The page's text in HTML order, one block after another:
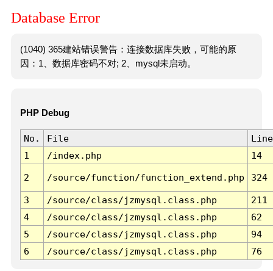
Database Error
(1040) 365建站错误警告：连接数据库失败，可能的原
因：1、数据库密码不对; 2、mysql未启动。
PHP Debug
No. File
Line
1
/index.php 14
2 /source/function/function_extend.php 324
3 /source/class/jzmysql.class.php
211
4
/source/class/jzmysql.class.php
62
5
/source/class/jzmysql.class.php
94
6
/source/class/jzmysql.class.php 76